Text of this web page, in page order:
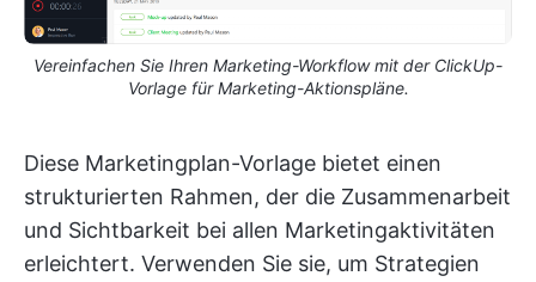
Vereinfachen Sie Ihren Marketing-Workflow mit der ClickUp-
Vorlage für Marketing-Aktionspläne.
Diese Marketingplan-Vorlage bietet einen
strukturierten Rahmen, der die Zusammenarbeit
und Sichtbarkeit bei allen Marketingaktivitäten
erleichtert. Verwenden Sie sie, um Strategien